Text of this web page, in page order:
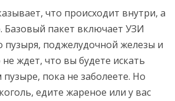
что происходит внутри, а
Базовый пакет включает УЗИ
пузыря, поджелудочной железы и
ждет, что вы будете искать
пока не заболеете. Но
едите жареное или у вас